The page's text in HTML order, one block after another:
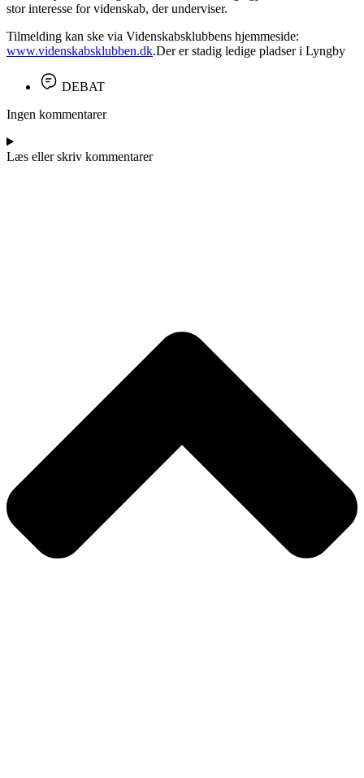
stor interesse for videnskab, der underviser.
Tilmelding kan ske via Videnskabsklubbens hjemmeside:
www.videnskabsklubben.dk.Der er stadig ledige pladser i Lyngby
DEBAT
Ingen kommentarer
Læs eller skriv kommentarer